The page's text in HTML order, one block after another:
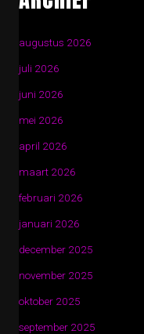
augustus 2026
juli 2026
juni 2026
mei 2026
april 2026
maart 2026
februari 2026
januari 2026
december 2025
november 2025
oktober 2025
september 2025